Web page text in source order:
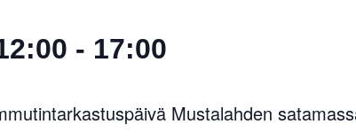
- 17:00
Mustalahden